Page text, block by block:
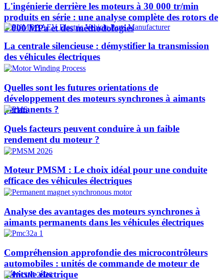
L'ingénierie derrière les moteurs à 30 000 tr/min
produits en série : une analyse complète des rotors de
1 000 MPa et des méthodologies
La centrale silencieuse : démystifier la transmission
des véhicules électriques
Quelles sont les futures orientations de
développement des moteurs synchrones à aimants
permanents ?
Quels facteurs peuvent conduire à un faible
rendement du moteur ?
Moteur PMSM : Le choix idéal pour une conduite
efficace des véhicules électriques
Analyse des avantages des moteurs synchrones à
aimants permanents dans les véhicules électriques
Compréhension approfondie des microcontrôleurs
automobiles : unités de commande de moteur de
véhicule électrique